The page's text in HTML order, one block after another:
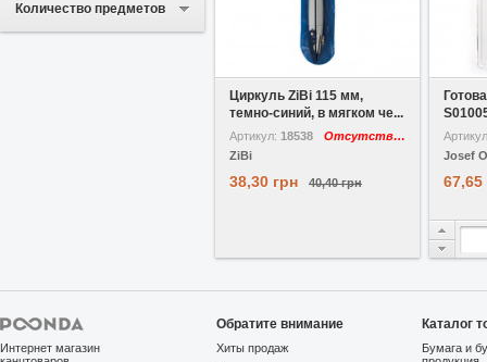
Количество предметов
Циркуль ZiBi 115 мм,
темно-синий, в мягком че...
Артикул: 18538
Отсутствует
ZiBi
38,30 грн 40,40 грн
В
Josef
67,65
Интернет магазин
Обратите внимание
Хиты продаж
Каталог
Бумага и